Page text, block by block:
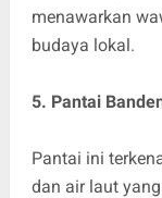
menawarkan
budaya lokal.
5. Pantai
Pantai ini
dan air laut